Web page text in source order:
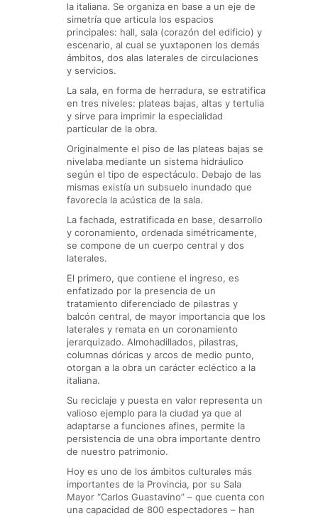
la italiana. Se organiza en base a un eje de
simetría que articula los espacios
principales: hall, sala (corazón del edificio) y
escenario, al cual se yuxtaponen los demás
ámbitos, dos alas laterales de circulaciones
y servicios.
La sala, en forma de herradura, se estratifica
en tres niveles: plateas bajas, altas y tertulia
y sirve para imprimir la especialidad
particular de la obra.
Originalmente el piso de las plateas bajas se
nivelaba mediante un sistema hidráulico
según el tipo de espectáculo. Debajo de las
mismas existía un subsuelo inundado que
favorecía la acústica de la sala.
La fachada, estratificada en base, desarrollo
y coronamiento, ordenada simétricamente,
se compone de un cuerpo central y dos
laterales.
El primero, que contiene el ingreso, es
enfatizado por la presencia de un
tratamiento diferenciado de pilastras y
balcón central, de mayor importancia que los
laterales y remata en un coronamiento
jerarquizado. Almohadillados, pilastras,
columnas dóricas y arcos de medio punto,
otorgan a la obra un carácter ecléctico a la
italiana.
Su reciclaje y puesta en valor representa un
valioso ejemplo para la ciudad ya que al
adaptarse a funciones afines, permite la
persistencia de una obra importante dentro
de nuestro patrimonio.
Hoy es uno de los ámbitos culturales más
importantes de la Provincia, por su Sala
Mayor “Carlos Guastavino” – que cuenta con
una capacidad de 800 espectadores – han